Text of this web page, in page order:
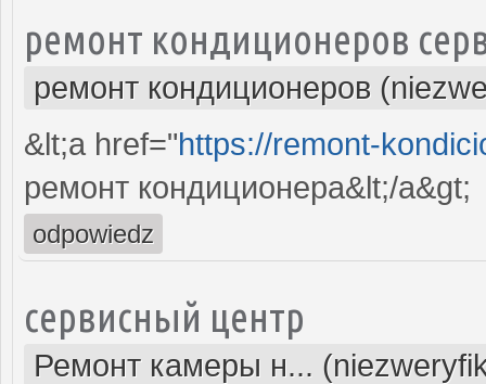
ремонт кондиционеров
ремонт кондиционеров
&lt;a href="https://remont-
ремонт кондиционера&lt;/a&gt;
odpowiedz
сервисный центр
Ремонт камеры н...